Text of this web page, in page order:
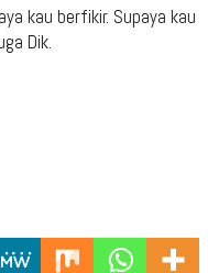
kau berfikir. Supaya kau
Dik.